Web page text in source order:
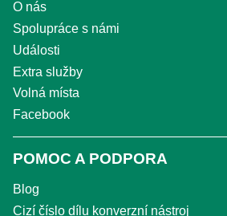
O nás
Spolupráce s námi
Události
Extra služby
Volná místa
Facebook
POMOC A PODPORA
Blog
Cizí číslo dílu konverzní nástroj